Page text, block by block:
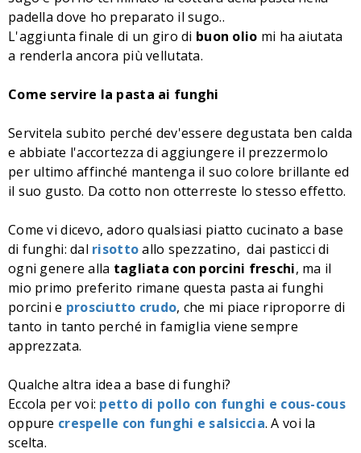
padella dove ho preparato il sugo..
L'aggiunta finale di un giro di buon olio mi ha aiutata
a renderla ancora più vellutata.
Come servire la pasta ai funghi
Servitela subito perché dev'essere degustata ben calda
e abbiate l'accortezza di aggiungere il prezzermolo
per ultimo affinché mantenga il suo colore brillante ed
il suo gusto. Da cotto non otterreste lo stesso effetto.
Come vi dicevo, adoro qualsiasi piatto cucinato a base
di funghi: dal risottoallo spezzatino, dai pasticci di
ogni genere alla tagliata con porcini freschi, ma il
mio primo preferito rimane questa pasta ai funghi
porcini e prosciutto crudo, che mi piace riproporre di
tanto in tanto perché in famiglia viene sempre
apprezzata.
Qualche altra idea a base di funghi?
Eccola per voi: petto di pollo con funghi e cous-cous
oppure crespelle con funghi e salsiccia. A voi la
scelta.